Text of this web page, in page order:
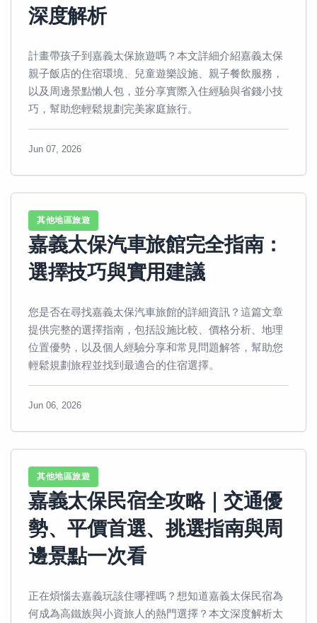
深度解析
計畫帶孩子到嘉義太保旅遊嗎？本文詳細介紹嘉義太保
親子飯店的住宿環境、兒童遊樂設施、親子餐飲服務，
以及周邊景點懶人包，並分享實際入住經驗與省錢小技
巧，幫助您輕鬆規劃完美家庭旅行。
Jun 07, 2026
其他地區旅遊
嘉義太保汽車旅館完全指南：
選擇技巧與實用建議
您是否在尋找嘉義太保汽車旅館的詳細資訊？這篇文章
提供完整的選擇指南，包括設施比較、價格分析、地理
位置優勢，以及個人經驗分享和常見問題解答，幫助您
輕鬆規劃旅程並找到最適合的住宿選擇。
Jun 06, 2026
其他地區旅遊
嘉義太保民宿全攻略｜交通優
勢、平價首選、挑選指南與周
邊景點一次看
正在煩惱去嘉義玩該住哪裡嗎？想知道嘉義太保民宿為
何成為高鐵族與小資旅人的熱門選擇？本文深度解析太